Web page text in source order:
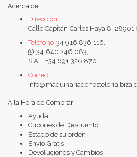
Acerca de
Dirección
Calle Capitán Carlos Haya 8, 28901
Teléfono+34 916 836 116,
+34 640 246 083,
S.A.T. +34 691 326 870
Correo
A la Hora de Comprar
Ayuda
Cupones de Descuento
Estado de su orden
Envío Gratis
Devoluciones y Cambios